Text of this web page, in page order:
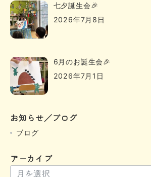
七夕誕生会🎉
2026年7月8日
6月のお誕生会🎉
2026年7月1日
お知らせ／ブログ
ブログ
アーカイブ